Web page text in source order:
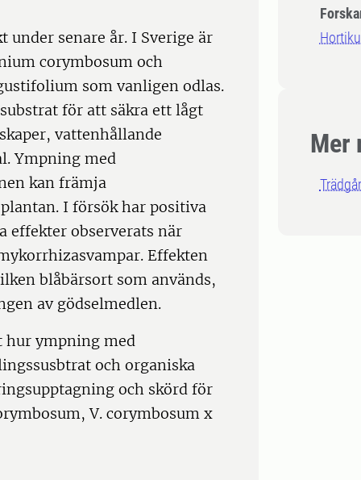
Mer
under senare år. I Sverige är
corymbosum och
som vanligen odlas.
för att säkra ett lågt
vattenhållande
Ympning med
kan främja
I försök har positiva
effekter observerats när
Effekten
blåbärsort som används,
av gödselmedlen.
hur ympning med
och organiska
och skörd för
V. corymbosum x